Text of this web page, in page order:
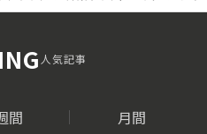
人気記事
間 月間